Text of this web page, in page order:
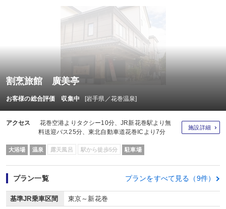
割烹旅館 廣美亭
お客様の総合評価 収集中 [岩手県／花巻温泉]
アクセス
花巻空港よりタクシー10分、JR新花巻駅より無
料送迎バス25分、東北自動車道花巻ICより7分
施設詳細
大浴場 温泉 露天風呂 駅から徒歩5分 駐車場
プラン一覧 プランをすべて見る（9件）
基準JR乗車区間 東京～新花巻